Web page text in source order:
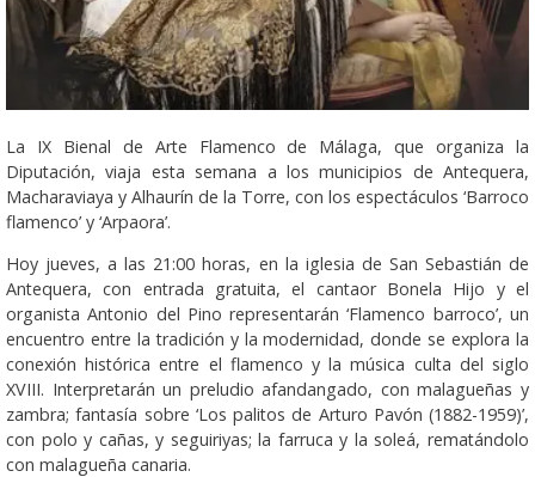
La IX Bienal de Arte Flamenco de Málaga, que organiza la
Diputación, viaja esta semana a los municipios de Antequera,
Macharaviaya y Alhaurín de la Torre, con los espectáculos ‘Barroco
flamenco’ y ‘Arpaora’.
Hoy jueves, a las 21:00 horas, en la iglesia de San Sebastián de
Antequera, con entrada gratuita, el cantaor Bonela Hijo y el
organista Antonio del Pino representarán ‘Flamenco barroco’, un
encuentro entre la tradición y la modernidad, donde se explora la
conexión histórica entre el flamenco y la música culta del siglo
XVIII. Interpretarán un preludio afandangado, con malagueñas y
zambra; fantasía sobre ‘Los palitos de Arturo Pavón (1882-1959)’,
con polo y cañas, y seguiriyas; la farruca y la soleá, rematándolo
con malagueña canaria.